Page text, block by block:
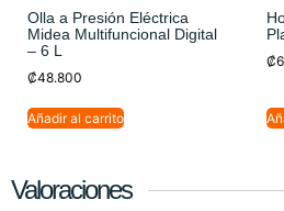
Olla a Presión Eléctrica
Midea Multifuncional Digital
– 6 L
₡48.800
Añadir al carrito
₡
Valoraciones